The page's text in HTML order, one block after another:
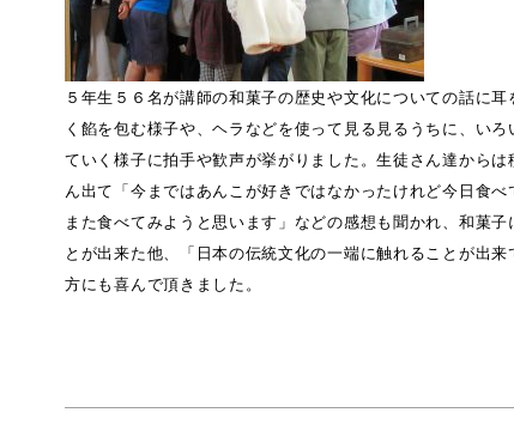
５年生５６名が講師の和菓子の歴史や文化についての話に
く餡を包む様子や、ヘラなどを使って見る見るうちに、い
ていく様子に拍手や歓声が挙がりました。生徒さん達からは
ん出て「今まではあんこが好きではなかったけれど今日食べ
また食べてみようと思います」などの感想も聞かれ、和菓
とが出来た他、「日本の伝統文化の一端に触れることが出
方にも喜んで頂きました。